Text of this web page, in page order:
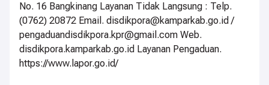
No. 16 Bangkinang Layanan Tidak Langsung : Telp.
(0762) 20872 Email. disdikpora@kamparkab.go.id /
pengaduandisdikpora.kpr@gmail.com Web.
disdikpora.kamparkab.go.id Layanan Pengaduan.
https://www.lapor.go.id/